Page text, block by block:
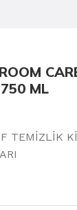
ML
TEMİZLİK